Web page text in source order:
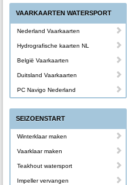
VAARKAARTEN WATERSPORT
Nederland Vaarkaarten
Hydrografische kaarten NL
België Vaarkaarten
Duitsland Vaarkaarten
PC Navigo Nederland
SEIZOENSTART
Winterklaar maken
Vaarklaar maken
Teakhout watersport
Impeller vervangen